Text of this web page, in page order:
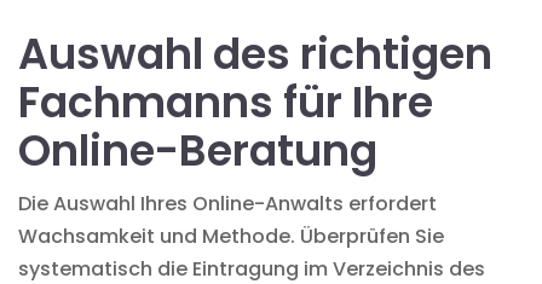
Auswahl des richtigen
Fachmanns für Ihre
Online-Beratung
Die Auswahl Ihres Online-Anwalts erfordert
Wachsamkeit und Methode. Überprüfen Sie
systematisch die Eintragung im Verzeichnis des